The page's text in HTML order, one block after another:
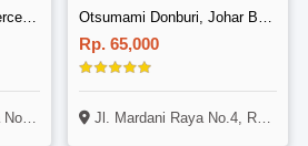
Rp. 65,000
Jl. Mardani Raya No.4, RT.1RW.5 (Sebelah Sanggar Alquran) Johar Baru, Kec. Johar Baru, Kota Jakarta Pusat, Daerah Khusus Ibukota Jakarta 10560